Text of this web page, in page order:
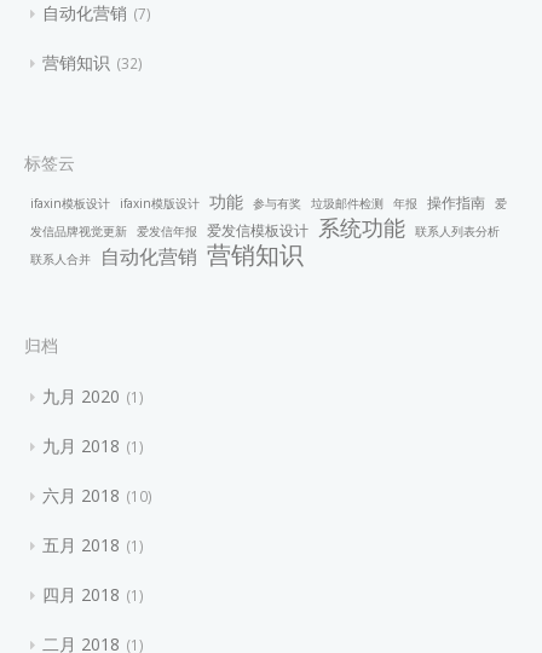
自动化营销 7
营销知识 32
标签云
ifaxin模板设计 ifaxin模版设计 功能 参与有奖 垃圾邮件检测 年报 操作指南 爱
发信品牌视觉更新 爱发信年报 爱发信模板设计 系统功能 联系人列表分析
联系人合并
自动化营销 营销知识
归档
九月 2020 1
九月 2018 1
六月 2018 10
五月 2018 1
四月 2018 1
二月 2018 1